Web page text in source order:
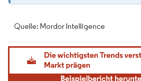
Quelle: Mordor Intelligence